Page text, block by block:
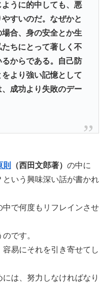
うに的中しても、悪
すいのだ。なぜかと
合、身の安全とか生
ちにとって著しく不
からである。自己防
より強い記憶として
成功より失敗のデー
則
（西田文郎著） の中に
いう興味深い話が書かれ
で何度もリフレインさせ
です。
易にそれを引き寄せてし
は、努力しなければなり